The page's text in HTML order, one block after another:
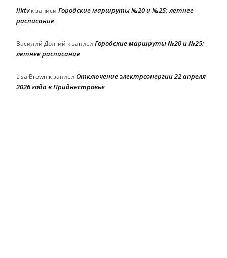
liktvк записи Городские маршруты №20 и №25: летнее
расписание
Василий Долгий к записи Городские маршруты №20 и №25:
летнее расписание
Lisa Brown к записи Отключение электроэнергии 22 апреля
2026 года в Приднестровье